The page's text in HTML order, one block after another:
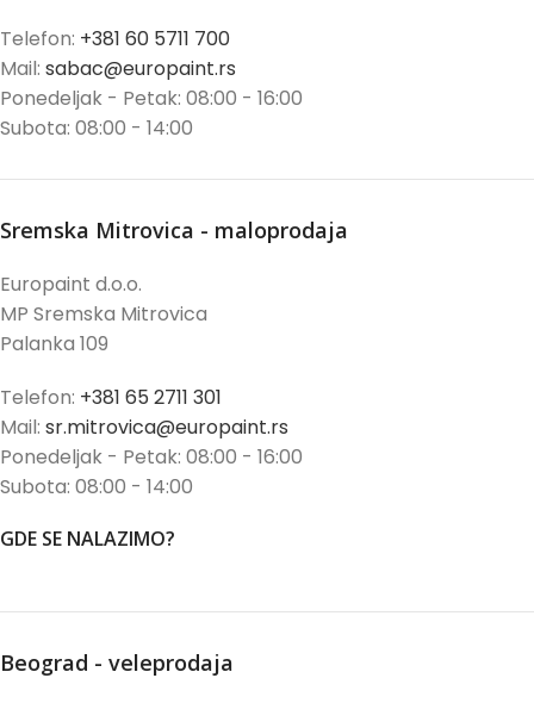
Telefon: +381 60 5711 700
Mail: sabac@europaint.rs
Ponedeljak - Petak: 08:00 - 16:00
Subota: 08:00 - 14:00
Sremska Mitrovica - maloprodaja
Europaint d.o.o.
MP Sremska Mitrovica
Palanka 109
Telefon: +381 65 2711 301
Mail: sr.mitrovica@europaint.rs
Ponedeljak - Petak: 08:00 - 16:00
Subota: 08:00 - 14:00
GDE SE NALAZIMO?
Beograd - veleprodaja